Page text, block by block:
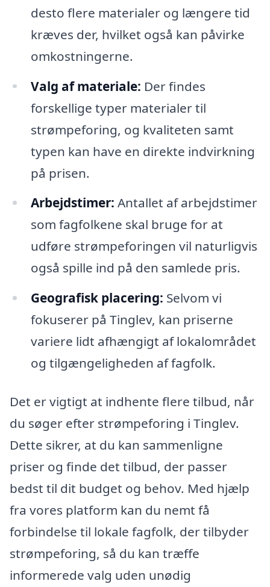
desto flere materialer og længere tid
kræves der, hvilket også kan påvirke
omkostningerne.
Valg af materiale: Der findes
forskellige typer materialer til
strømpeforing, og kvaliteten samt
typen kan have en direkte indvirkning
på prisen.
Arbejdstimer: Antallet af arbejdstimer
som fagfolkene skal bruge for at
udføre strømpeforingen vil naturligvis
også spille ind på den samlede pris.
Geografisk placering: Selvom vi
fokuserer på Tinglev, kan priserne
variere lidt afhængigt af lokalområdet
og tilgængeligheden af fagfolk.
Det er vigtigt at indhente flere tilbud, når
du søger efter strømpeforing i Tinglev.
Dette sikrer, at du kan sammenligne
priser og finde det tilbud, der passer
bedst til dit budget og behov. Med hjælp
fra vores platform kan du nemt få
forbindelse til lokale fagfolk, der tilbyder
strømpeforing, så du kan træffe
informerede valg uden unødig